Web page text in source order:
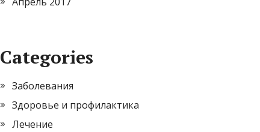
Categories
Заболевания
Здоровье и профилактика
Лечение